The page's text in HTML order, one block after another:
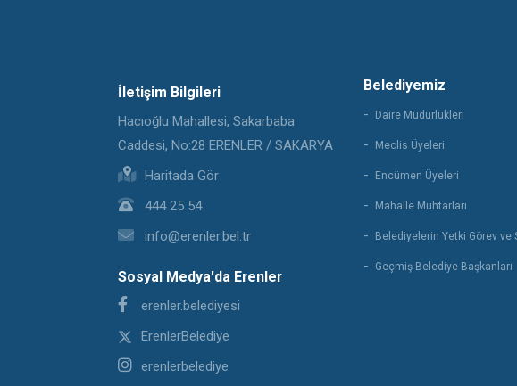
İletişim Bilgileri
Hacıoğlu Mahallesi, Sakarbaba
Caddesi, No:28 ERENLER / SAKARYA
Haritada Gör
444 25 54
info@erenler.bel.tr
Sosyal Medya'da Erenler
erenler.belediyesi
ErenlerBelediye
erenlerbelediye
Belediyemiz
Daire Müdürlükleri
Meclis Üyeleri
Encümen Üyeleri
Mahalle Muhtarları
Belediyelerin Yetki Görev ve
Geçmiş Belediye Başkanları